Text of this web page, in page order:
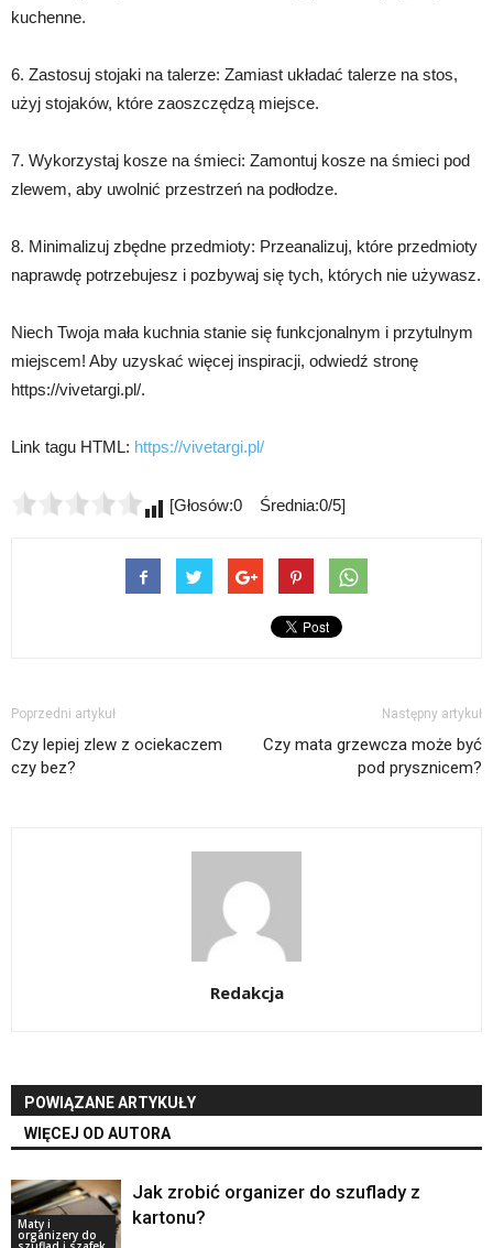
kuchenne.
6. Zastosuj stojaki na talerze: Zamiast układać talerze na stos,
użyj stojaków, które zaoszczędzą miejsce.
7. Wykorzystaj kosze na śmieci: Zamontuj kosze na śmieci pod
zlewem, aby uwolnić przestrzeń na podłodze.
8. Minimalizuj zbędne przedmioty: Przeanalizuj, które przedmioty
naprawdę potrzebujesz i pozbywaj się tych, których nie używasz.
Niech Twoja mała kuchnia stanie się funkcjonalnym i przytulnym
miejscem! Aby uzyskać więcej inspiracji, odwiedź stronę
https://vivetargi.pl/.
Link tagu HTML: https://vivetargi.pl/
[Głosów:0 Średnia:0/5]
Poprzedni artykuł
Czy lepiej zlew z ociekaczem
czy bez?
Następny artykuł
Czy mata grzewcza może być
pod prysznicem?
Redakcja
POWIĄZANE ARTYKUŁY
WIĘCEJ OD AUTORA
Maty i
organizery do
Jak zrobić organizer do szuflady z
kartonu?